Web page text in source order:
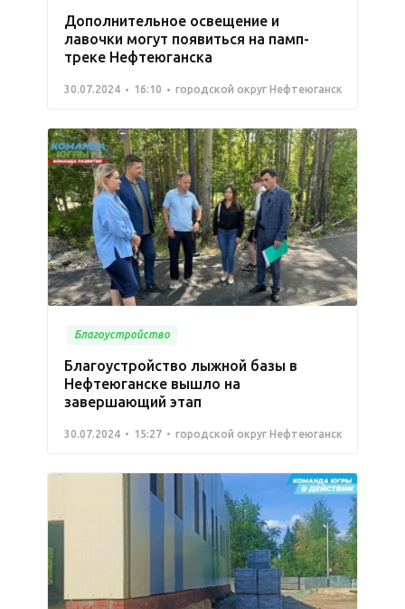
Дополнительное освещение и
лавочки могут появиться на памп-
треке Нефтеюганска
30.07.2024 16:10 городской округ Нефтеюганск
Благоустройство
Благоустройство лыжной базы в
Нефтеюганске вышло на
завершающий этап
30.07.2024 15:27 городской округ Нефтеюганск